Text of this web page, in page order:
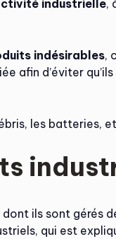
industrielle,
indésirables,
d’éviter
les batteries,
ils sont gérés
qui est